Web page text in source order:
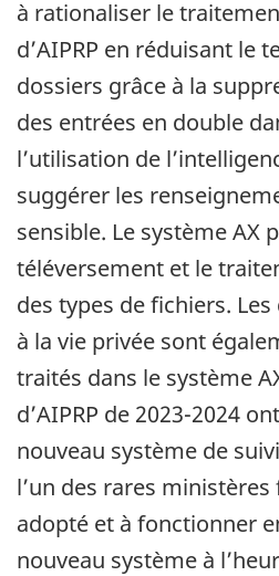
à rationaliser le
d’AIPRP en réduisant le
dossiers grâce à la
des entrées en double
l’utilisation de
suggérer les
sensible. Le système AX
téléversement et le
des types de fichiers.
à la vie privée sont
traités dans le système
d’AIPRP de 2023-2024
nouveau système de
l’un des rares ministères
adopté et à fonctionner
nouveau système à